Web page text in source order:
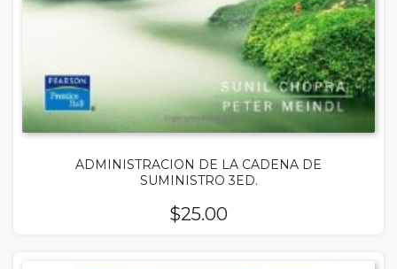
ADMINISTRACION DE LA CADENA DE
SUMINISTRO 3ED.
$25.00